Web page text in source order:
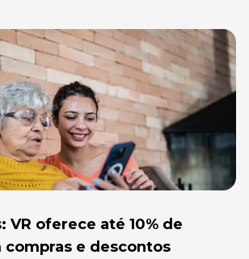
VR oferece até 10% de
compras e descontos